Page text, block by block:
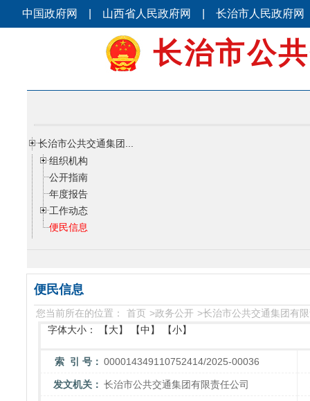
中国政府网 山西省人民政府网 长治市人民政府网
长治市公
长治市公共交通集团...
组织机构
公开指南
年度报告
工作动态
便民信息
便民信息
您当前所在的位置： 首页 >政务公开 >长治市公共交通集团有
字体大小：
【大】 【中】 【小】
索 引 号： 000014349110752414/2025-00036
发文机关： 长治市公共交通集团有限责任公司